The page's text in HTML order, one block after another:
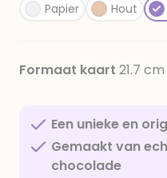
Papier Hout
Formaat kaart 21.7
Een unieke en
Gemaakt van
chocolade